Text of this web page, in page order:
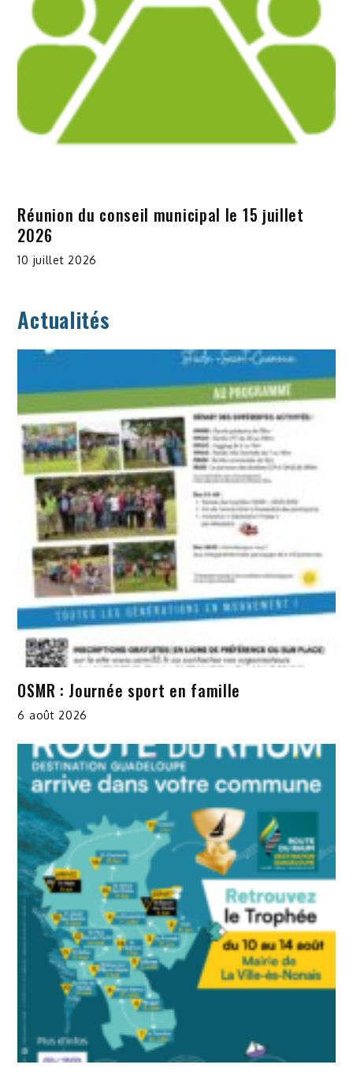
Réunion du conseil municipal le 15 juillet
2026
10 juillet 2026
Actualités
OSMR : Journée sport en famille
6 août 2026